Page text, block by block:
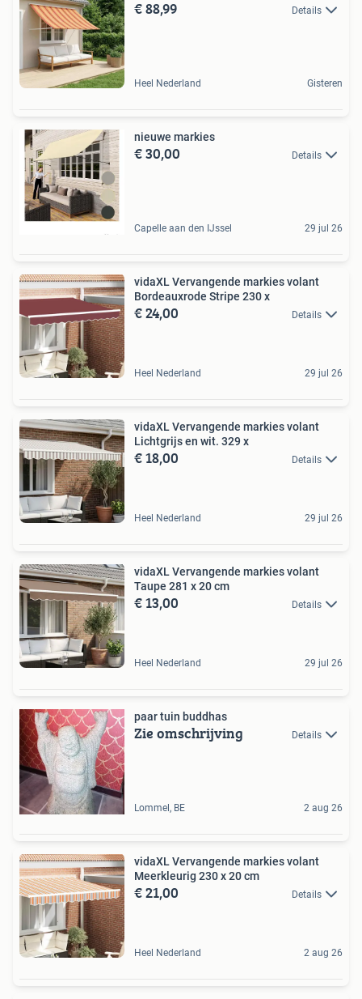
€ 88,99 Details
Heel Nederland Gisteren
nieuwe markies
€ 30,00 Details
Capelle aan den IJssel 29 jul 26
vidaXL Vervangende markies volant
Bordeauxrode Stripe 230 x
€ 24,00 Details
Heel Nederland 29 jul 26
vidaXL Vervangende markies volant
Lichtgrijs en wit. 329 x
€ 18,00 Details
Heel Nederland 29 jul 26
vidaXL Vervangende markies volant
Taupe 281 x 20 cm
€ 13,00 Details
Heel Nederland 29 jul 26
paar tuin buddhas
Zie omschrijving Details
Lommel, BE 2 aug 26
vidaXL Vervangende markies volant
Meerkleurig 230 x 20 cm
€ 21,00 Details
Heel Nederland 2 aug 26